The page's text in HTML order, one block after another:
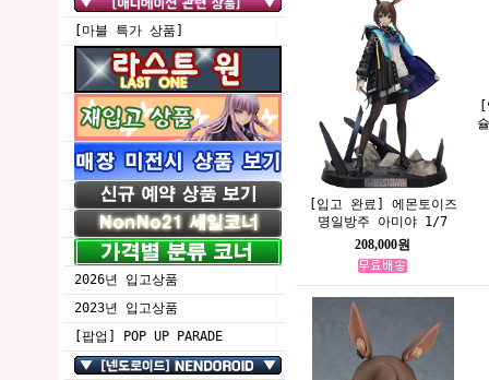
[마블 특가 상품]
2026년 입고상품
2023년 입고상품
[팝업] POP UP PARADE
[입고 완료] 에몬토이즈
명일방주 아미야 1/7
208,000원